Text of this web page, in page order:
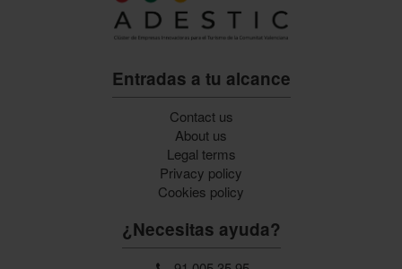
Entradas a tu alcance
Contact us
About us
Legal terms
Privacy policy
Cookies policy
¿Necesitas ayuda?